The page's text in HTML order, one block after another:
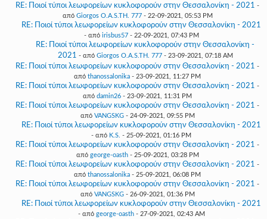
RE: Ποιοί τύποι λεωφορείων κυκλοφορούν στην Θεσσαλονίκη - 2021 -
από Giorgos O.A.S.TH. 777- 22-09-2021, 05:53 PM
RE: Ποιοί τύποι λεωφορείων κυκλοφορούν στην Θεσσαλονίκη - 2021
- από irisbus57- 22-09-2021, 07:43 PM
RE: Ποιοί τύποι λεωφορείων κυκλοφορούν στην Θεσσαλονίκη -
2021 - από Giorgos O.A.S.TH. 777- 23-09-2021, 07:18 AM
RE: Ποιοί τύποι λεωφορείων κυκλοφορούν στην Θεσσαλονίκη - 2021 -
από thanossalonika - 23-09-2021, 11:27 PM
RE: Ποιοί τύποι λεωφορείων κυκλοφορούν στην Θεσσαλονίκη - 2021 -
από damin26 - 23-09-2021, 11:31 PM
RE: Ποιοί τύποι λεωφορείων κυκλοφορούν στην Θεσσαλονίκη - 2021 -
από VANGSKG- 24-09-2021, 09:55 PM
RE: Ποιοί τύποι λεωφορείων κυκλοφορούν στην Θεσσαλονίκη - 2021
- από K.S. - 25-09-2021, 01:16 PM
RE: Ποιοί τύποι λεωφορείων κυκλοφορούν στην Θεσσαλονίκη - 2021 -
από george-oasth- 25-09-2021, 03:28 PM
RE: Ποιοί τύποι λεωφορείων κυκλοφορούν στην Θεσσαλονίκη - 2021 -
από thanossalonika - 25-09-2021, 06:08 PM
RE: Ποιοί τύποι λεωφορείων κυκλοφορούν στην Θεσσαλονίκη - 2021 -
από VANGSKG- 26-09-2021, 01:36 PM
RE: Ποιοί τύποι λεωφορείων κυκλοφορούν στην Θεσσαλονίκη - 2021
- από george-oasth- 27-09-2021, 02:43 AM